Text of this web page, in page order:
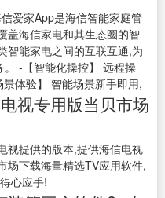
爱家App是海信智能家庭管
盖海信家电和其生态圈的智
智能家电之间的互联互通,为
-【智能化操控】 远程操
体验】 智能场景新手即用,
视专用版当贝市场
视提供的版本,提供海信电视
场下载海量精选TV应用软件,
心应手!